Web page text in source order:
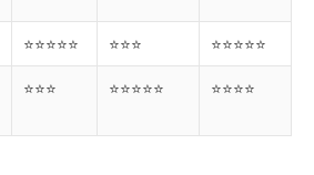
⭐⭐⭐⭐⭐ ⭐⭐⭐ ⭐⭐⭐⭐⭐
⭐⭐⭐ ⭐⭐⭐⭐⭐ ⭐⭐⭐⭐